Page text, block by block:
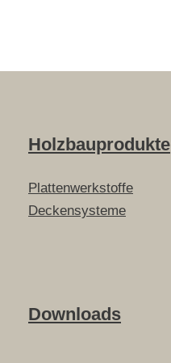
Holzbauprodukte
Plattenwerkstoffe
Deckensysteme
Downloads